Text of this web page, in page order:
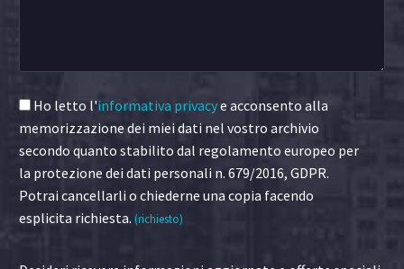
Ho letto l'informativa privacye acconsento alla
memorizzazione dei miei dati nel vostro archivio
secondo quanto stabilito dal regolamento europeo per
la protezione dei dati personali n. 679/2016, GDPR.
Potrai cancellarli o chiederne una copia facendo
esplicita richiesta. (richiesto)